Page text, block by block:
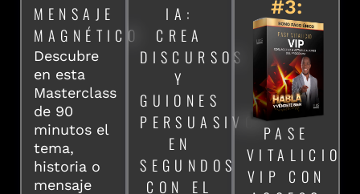
MENSAJE
MAGNÉTICO
Descubre
en esta
Masterclass
de 90
minutos el
tema,
historia o
mensaje
IA:
CREA
DISCURSOS
Y
GUIONES
PERSUASIVOS
EN
SEGUNDOS
CON EL
#3:
PASE
VITALICIO
VIP CON